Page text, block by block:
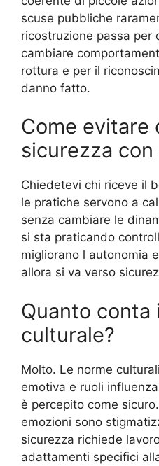
scuse pubbliche
ricostruzione passa per
cambiare
rottura e per il
danno fatto.
Come evitare
sicurezza
Chiedetevi chi riceve il
le pratiche servono a
senza cambiare le
si sta praticando
migliorano l autonomia
allora si va verso
Quanto conta
culturale?
Molto. Le norme
emotiva e ruoli
è percepito come
emozioni sono
sicurezza richiede
adattamenti specifici